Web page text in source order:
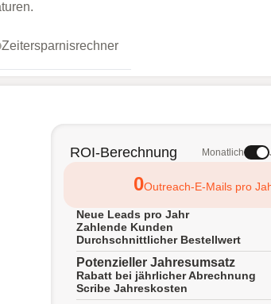
Zeitersparnisrechner
ROI-Berechnung Monatlich
0Outreach-E-Mails pro
Neue Leads pro Jahr
Zahlende Kunden
Durchschnittlicher Bestellwert
Potenzieller Jahresumsatz
Rabatt bei jährlicher Abrechnung
Scribe Jahreskosten